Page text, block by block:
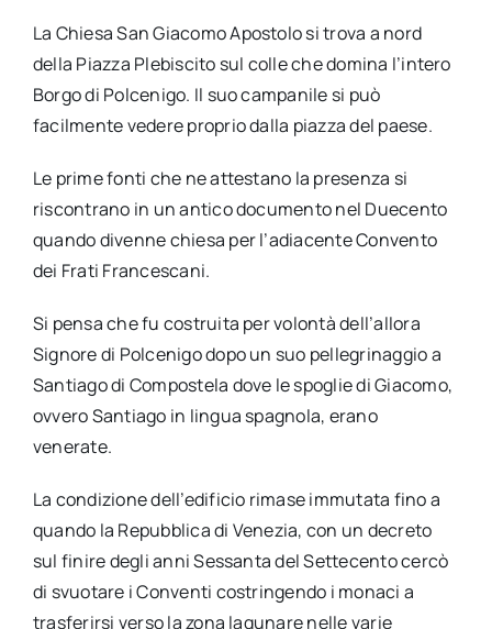
La Chiesa San Giacomo Apostolo si trova a nord
della Piazza Plebiscito sul colle che domina l’intero
Borgo di Polcenigo. Il suo campanile si può
facilmente vedere proprio dalla piazza del paese.
Le prime fonti che ne attestano la presenza si
riscontrano in un antico documento nel Duecento
quando divenne chiesa per l’adiacente Convento
dei Frati Francescani.
Si pensa che fu costruita per volontà dell’allora
Signore di Polcenigo dopo un suo pellegrinaggio a
Santiago di Compostela dove le spoglie di Giacomo,
ovvero Santiago in lingua spagnola, erano
venerate.
La condizione dell’edificio rimase immutata fino a
quando la Repubblica di Venezia, con un decreto
sul finire degli anni Sessanta del Settecento cercò
di svuotare i Conventi costringendo i monaci a
trasferirsi verso la zona lagunare nelle varie